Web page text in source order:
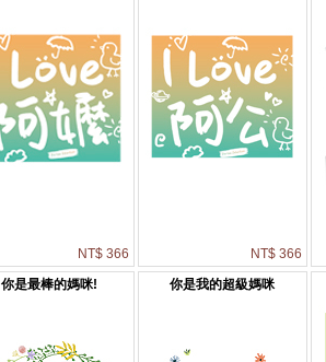
NT$ 366 NT$ 366
你是最棒的媽咪!
你是我的超級媽咪